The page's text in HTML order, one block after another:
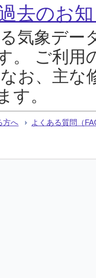
去のお
気象デー
。 ご利用
お、主な
す。
方へ よくある質問（